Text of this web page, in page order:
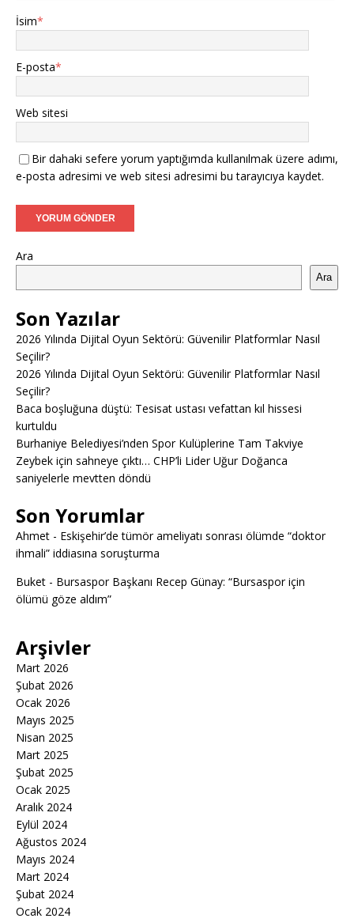
İsim*
E-posta*
Web sitesi
Bir dahaki sefere yorum yaptığımda kullanılmak üzere adımı,
e-posta adresimi ve web sitesi adresimi bu tarayıcıya kaydet.
Ara
Ara
Son Yazılar
2026 Yılında Dijital Oyun Sektörü: Güvenilir Platformlar Nasıl
Seçilir?
2026 Yılında Dijital Oyun Sektörü: Güvenilir Platformlar Nasıl
Seçilir?
Baca boşluğuna düştü: Tesisat ustası vefattan kıl hissesi
kurtuldu
Burhaniye Belediyesi’nden Spor Kulüplerine Tam Takviye
Zeybek için sahneye çıktı… CHP’li Lider Uğur Doğanca
saniyelerle mevtten döndü
Son Yorumlar
Ahmet - Eskişehir’de tümör ameliyatı sonrası ölümde “doktor
ihmali” iddiasına soruşturma
Buket - Bursaspor Başkanı Recep Günay: “Bursaspor için
ölümü göze aldım”
Arşivler
Mart 2026
Şubat 2026
Ocak 2026
Mayıs 2025
Nisan 2025
Mart 2025
Şubat 2025
Ocak 2025
Aralık 2024
Eylül 2024
Ağustos 2024
Mayıs 2024
Mart 2024
Şubat 2024
Ocak 2024